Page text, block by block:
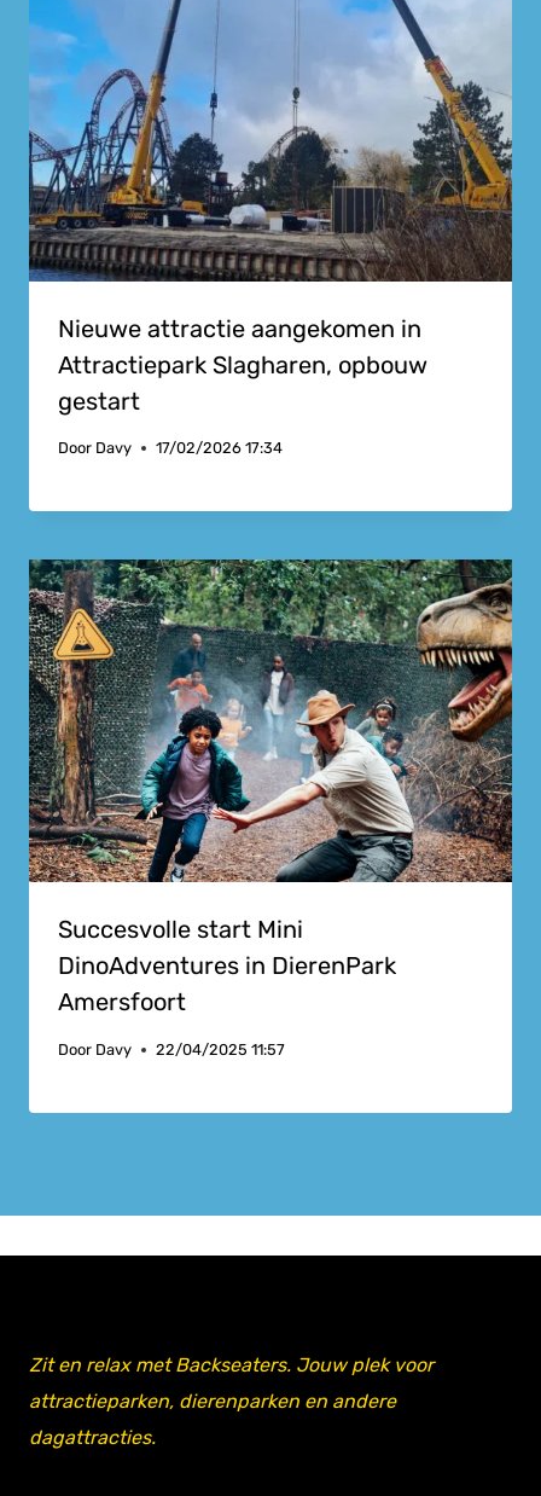
Nieuwe attractie aangekomen in
Attractiepark Slagharen, opbouw
gestart
Door Davy 17/02/2026 17:34
Succesvolle start Mini
DinoAdventures in DierenPark
Amersfoort
Door Davy 22/04/2025 11:57
Zit en relax met Backseaters. Jouw plek voor
attractieparken, dierenparken en andere
dagattracties.